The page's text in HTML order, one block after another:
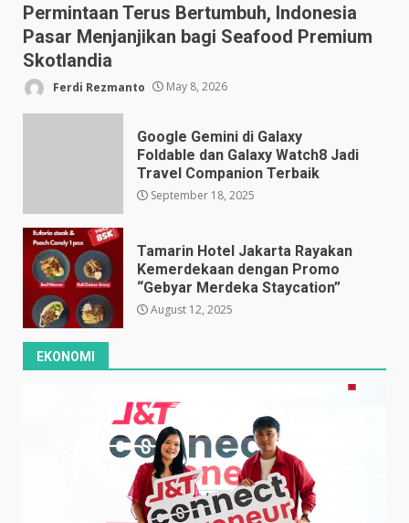
Permintaan Terus Bertumbuh, Indonesia
Pasar Menjanjikan bagi Seafood Premium
Skotlandia
Ferdi Rezmanto May 8, 2026
Google Gemini di Galaxy
Foldable dan Galaxy Watch8 Jadi
Travel Companion Terbaik
September 18, 2025
Tamarin Hotel Jakarta Rayakan
Kemerdekaan dengan Promo
“Gebyar Merdeka Staycation”
August 12, 2025
EKONOMI